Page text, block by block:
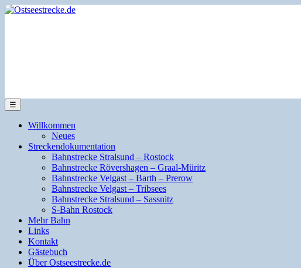
☰
Willkommen
Neues
Streckendokumentation
Bahnstrecke Stralsund – Rostock
Bahnstrecke Rövershagen – Graal-Müritz
Bahnstrecke Velgast – Barth – Prerow
Bahnstrecke Velgast – Tribsees
Bahnstrecke Stralsund – Sassnitz
S-Bahn Rostock
Mehr Bahn
Links
Kontakt
Gästebuch
Über Ostseestrecke.de